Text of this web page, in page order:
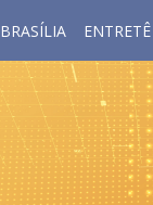
BRASÍLIA ENTRETÊ